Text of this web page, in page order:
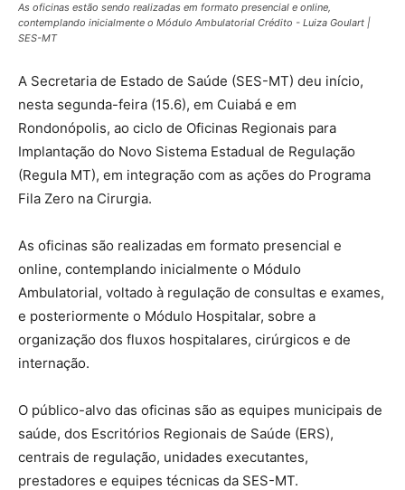
As oficinas estão sendo realizadas em formato presencial e online,
contemplando inicialmente o Módulo Ambulatorial Crédito - Luiza Goulart |
SES-MT
A Secretaria de Estado de Saúde (SES-MT) deu início,
nesta segunda-feira (15.6), em Cuiabá e em
Rondonópolis, ao ciclo de Oficinas Regionais para
Implantação do Novo Sistema Estadual de Regulação
(Regula MT), em integração com as ações do Programa
Fila Zero na Cirurgia.
As oficinas são realizadas em formato presencial e
online, contemplando inicialmente o Módulo
Ambulatorial, voltado à regulação de consultas e exames,
e posteriormente o Módulo Hospitalar, sobre a
organização dos fluxos hospitalares, cirúrgicos e de
internação.
O público-alvo das oficinas são as equipes municipais de
saúde, dos Escritórios Regionais de Saúde (ERS),
centrais de regulação, unidades executantes,
prestadores e equipes técnicas da SES-MT.